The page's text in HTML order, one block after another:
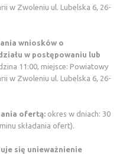
w Zwoleniu ul. Lubelska 6, 26-
wniosków o
w postępowaniu lub
11:00, miejsce: Powiatowy
w Zwoleniu ul. Lubelska 6, 26-
ofertą: okres w dniach: 30
składania ofert).
się unieważnienie